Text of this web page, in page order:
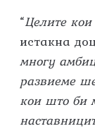
“Целите
истакна
многу
развиеме
кои што би